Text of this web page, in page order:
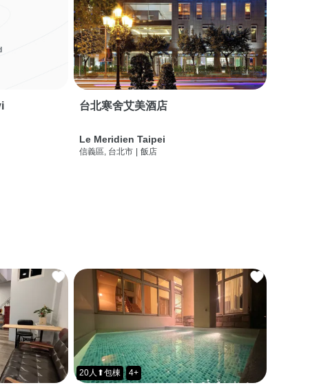
台北寒舍艾美酒店
Le Meridien Taipei
信義區, 台北市 | 飯店
20人⬆包棟 4+